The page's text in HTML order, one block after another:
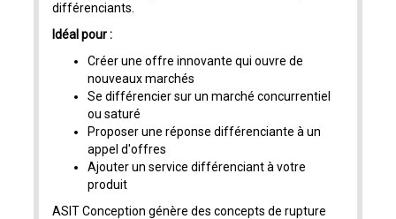
différenciants.
Idéal pour :
Créer une offre innovante qui ouvre de
nouveaux marchés
Se différencier sur un marché concurrentiel
ou saturé
Proposer une réponse différenciante à un
appel d'offres
Ajouter un service différenciant à votre
produit
ASIT Conception génère des concepts de rupture